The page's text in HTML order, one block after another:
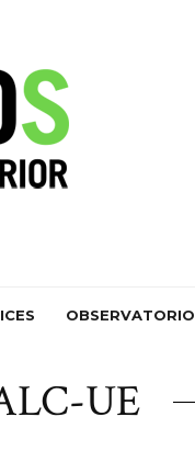
OBSERVATORIO
UE